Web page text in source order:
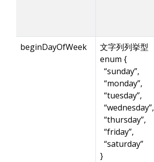
beginDayOfWeek
文字列列挙型
enum {
“sunday”,
“monday”,
“tuesday”,
“wednesday”,
“thursday”,
“friday”,
“saturday”
}